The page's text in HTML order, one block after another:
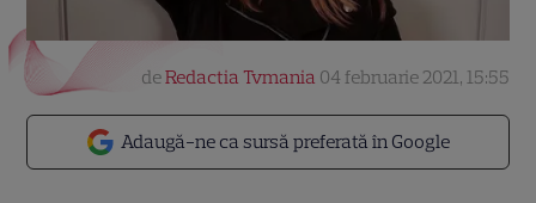
Adaugă-ne ca sursă preferată în Google
deRedactia Tvmania 04 februarie 2021, 15:55